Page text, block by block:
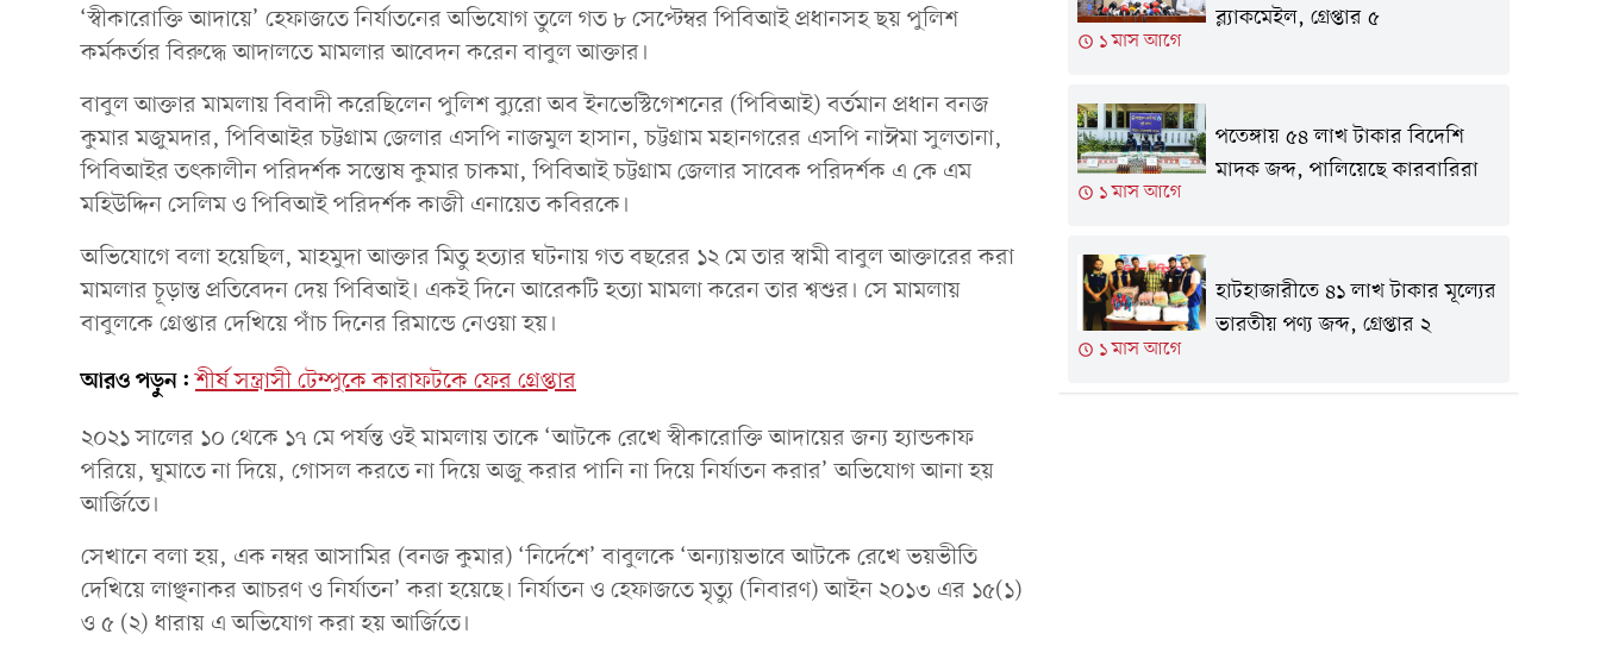
‘স্বীকারোক্তি আদায়ে’ হেফাজতে নির্যাতনের অভিযোগ তুলে গত ৮ সেপ্টেম্বর পিবিআই প্রধানসহ ছয় পুলিশ
কর্মকর্তার বিরুদ্ধে আদালতে মামলার আবেদন করেন বাবুল আক্তার।
বাবুল আক্তার মামলায় বিবাদী করেছিলেন পুলিশ ব্যুরো অব ইনভেস্টিগেশনের (পিবিআই) বর্তমান প্রধান বনজ
কুমার মজুমদার, পিবিআইর চট্টগ্রাম জেলার এসপি নাজমুল হাসান, চট্টগ্রাম মহানগরের এসপি নাঈমা সুলতানা,
পিবিআইর তৎকালীন পরিদর্শক সন্তোষ কুমার চাকমা, পিবিআই চট্টগ্রাম জেলার সাবেক পরিদর্শক এ কে এম
মহিউদ্দিন সেলিম ও পিবিআই পরিদর্শক কাজী এনায়েত কবিরকে।
অভিযোগে বলা হয়েছিল, মাহমুদা আক্তার মিতু হত্যার ঘটনায় গত বছরের ১২ মে তার স্বামী বাবুল আক্তারের করা
মামলার চূড়ান্ত প্রতিবেদন দেয় পিবিআই। একই দিনে আরেকটি হত্যা মামলা করেন তার শ্বশুর। সে মামলায়
বাবুলকে গ্রেপ্তার দেখিয়ে পাঁচ দিনের রিমান্ডে নেওয়া হয়।
আরও পড়ুন: শীর্ষ সন্ত্রাসী টেম্পুকে কারাফটকে ফের গ্রেপ্তার
২০২১ সালের ১০ থেকে ১৭ মে পর্যন্ত ওই মামলায় তাকে ‘আটকে রেখে স্বীকারোক্তি আদায়ের জন্য হ্যান্ডকাফ
পরিয়ে, ঘুমাতে না দিয়ে, গোসল করতে না দিয়ে অজু করার পানি না দিয়ে নির্যাতন করার’ অভিযোগ আনা হয়
আর্জিতে।
সেখানে বলা হয়, এক নম্বর আসামির (বনজ কুমার) ‘নির্দেশে’ বাবুলকে ‘অন্যায়ভাবে আটকে রেখে ভয়ভীতি
দেখিয়ে লাঞ্ছনাকর আচরণ ও নির্যাতন’ করা হয়েছে। নির্যাতন ও হেফাজতে মৃত্যু (নিবারণ) আইন ২০১৩ এর ১৫(১)
ও ৫ (২) ধারায় এ অভিযোগ করা হয় আর্জিতে।
১ মাস আগে
ব্ল্যাকমেইল, গ্রেপ্তার ৫
১ মাস আগে
পতেঙ্গায় ৫৪ লাখ টাকার বিদেশি
মাদক জব্দ, পালিয়েছে কারবারিরা
১ মাস আগে
হাটহাজারীতে ৪১ লাখ টাকার মূল্যের
ভারতীয় পণ্য জব্দ, গ্রেপ্তার ২